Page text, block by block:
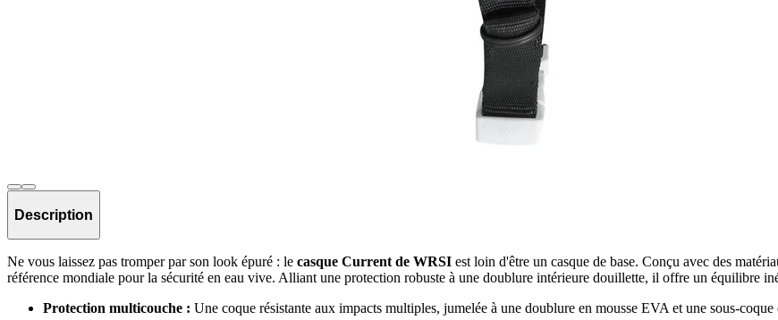
Description
Ne vous laissez pas tromper par son look épuré : le casque Current de WRSI est loin d'être un casque de base. Conçu avec des
référence mondiale pour la sécurité en eau vive. Alliant une protection robuste à une doublure intérieure douillette, il offre un équilibre
Protection multicouche : Une coque résistante aux impacts multiples, jumelée à une doublure en mousse EVA et une sous-